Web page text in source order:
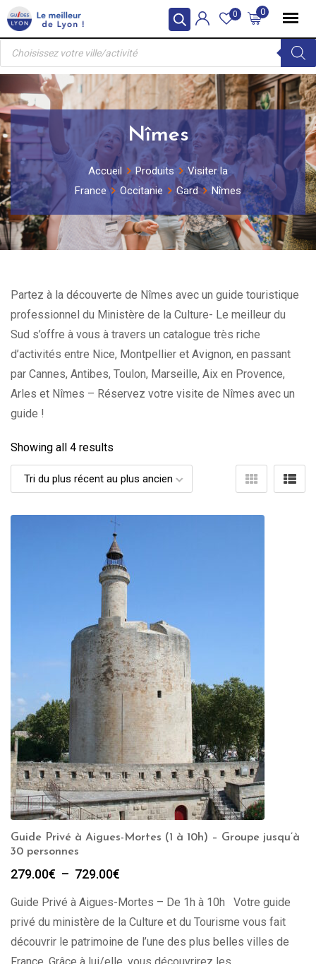
Skip
to
content
0
0
Recherche
produits
Nîmes
Accueil Produits
Visiter la
France
Occitanie Gard Nîmes
Partez à la découverte de Nîmes avec un guide touristique
professionnel du Ministère de la Culture- Le meilleur du
Sud s’offre à vous à travers un catalogue très riche
d’activités entre Nice, Montpellier et Avignon, en passant
par Cannes, Antibes, Toulon, Marseille, Aix en Provence,
Arles et Nîmes – Réservez votre visite de Nîmes avec un
guide !
Showing all 4 results
Guide Privé à Aigues-Mortes (1 à 10h) – Groupe jusqu’à
30 personnes
279.00€ – 729.00€
prix :
279.00€
à
729.00€
Guide Privé à Aigues-Mortes – De 1h à 10h Votre guide
privé du ministère de la Culture et du Tourisme vous fait
découvrir le patrimoine de l’une des plus belles villes de